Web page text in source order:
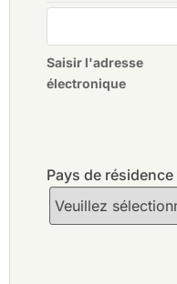
Saisir l'adresse
électronique
Pays de résidence